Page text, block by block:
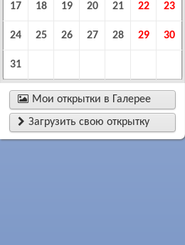
17 18 19 20 21 22 23
24 25 26 27 28 29 30
31
 Мои открытки в Галерее
 Загрузить свою открытку